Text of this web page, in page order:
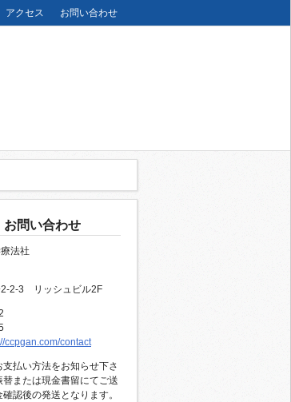
アクセス お問い合わせ
お問い合わせ
法社
2-2-3 リッシュビル2F
ccpgan.com/contact
支払い方法をお知らせ下さ
替または現金書留にてご送
認後の発送となります。